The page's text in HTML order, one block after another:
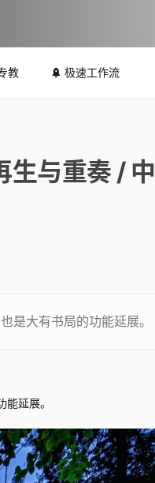
教 极速工作流
与重奏 / 中
是大有书局的功能延展。
延展。